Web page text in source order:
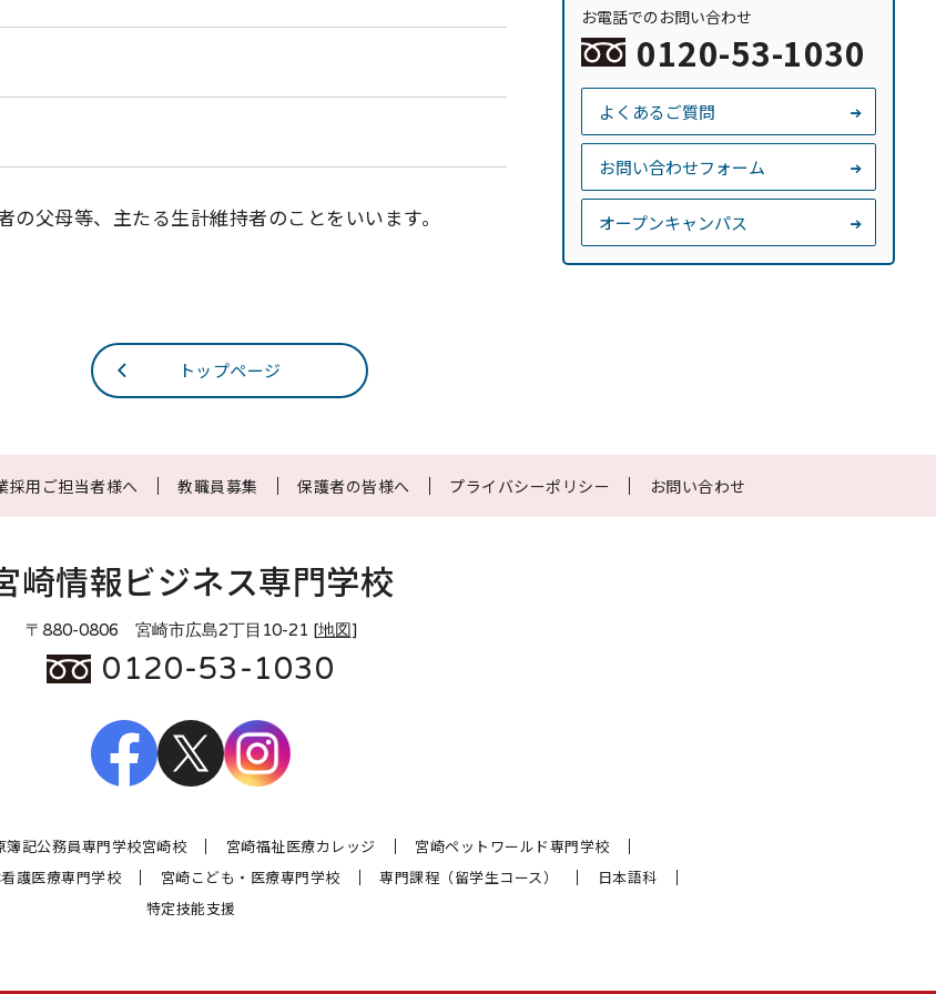
父母等、主たる生計維持者のことをいいます。
お電話でのお問い合わせ
0120-53-1030
よくあるご質問
お問い合わせフォーム
オープンキャンパス
トップページ
採用ご担当者様へ 教職員募集 保護者の皆様へ プライバシーポリシー お問い合わせ
崎情報ビジネス専門学校
〒880-0806 宮崎市広島2丁目10-21 [地図]
0120-53-1030
簿記公務員専門学校宮崎校 宮崎福祉医療カレッジ
宮崎ペットワールド専門学校
護医療専門学校 宮崎こども・医療専門学校 専門課程（留学生コース）
日本語科
特定技能支援